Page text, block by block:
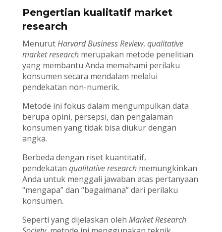
Pengertian kualitatif market
research
MenurutHarvard Business Review, qualitative
market researchmerupakan metode penelitian
yang membantu Anda memahami perilaku
konsumen secara mendalam melalui
pendekatan non-numerik.
Metode ini fokus dalam mengumpulkan data
berupa opini, persepsi, dan pengalaman
konsumen yang tidak bisa diukur dengan
angka.
Berbeda dengan riset kuantitatif,
pendekatan qualitative researchmemungkinkan
Anda untuk menggali jawaban atas pertanyaan
“mengapa” dan “bagaimana” dari perilaku
konsumen.
Seperti yang dijelaskan oleh Market Research